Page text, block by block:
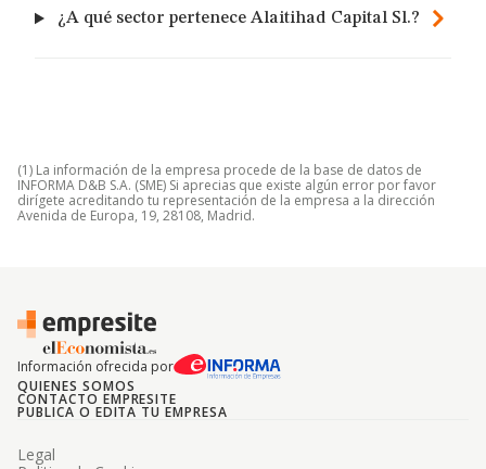
¿A qué sector pertenece Alaitihad Capital Sl.?
(1) La información de la empresa procede de la base de datos de
INFORMA D&B S.A. (SME) Si aprecias que existe algún error por favor
dirígete acreditando tu representación de la empresa a la dirección
Avenida de Europa, 19, 28108, Madrid.
Información ofrecida por
QUIENES SOMOS
CONTACTO EMPRESITE
PUBLICA O EDITA TU EMPRESA
Legal